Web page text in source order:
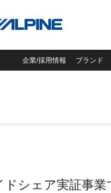
企業/採用情報 ブランド
シェア実証事